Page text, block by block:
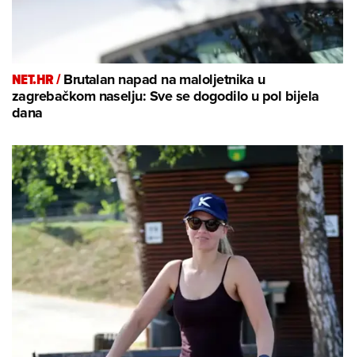
NET.HR /Brutalan napad na maloljetnika u
zagrebačkom naselju: Sve se dogodilo u pol bijela
dana